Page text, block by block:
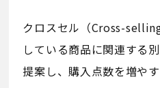
クロスセル（Cross-
している商品に関連する
提案し、購入点数を増やす